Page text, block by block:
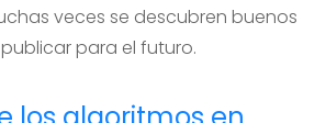
veces se descubren buenos
para el futuro.